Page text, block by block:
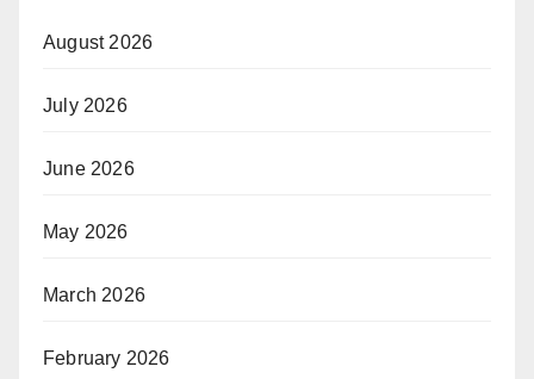
August 2026
July 2026
June 2026
May 2026
March 2026
February 2026